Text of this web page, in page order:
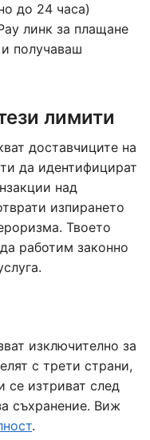
до 24 часа)
линк за плащане
получаваш
лимити
доставчиците на
да идентифицират
над
изпирането
Твоето
работим законно
изключително за
с трети страни,
се изтриват след
съхранение. Виж
.